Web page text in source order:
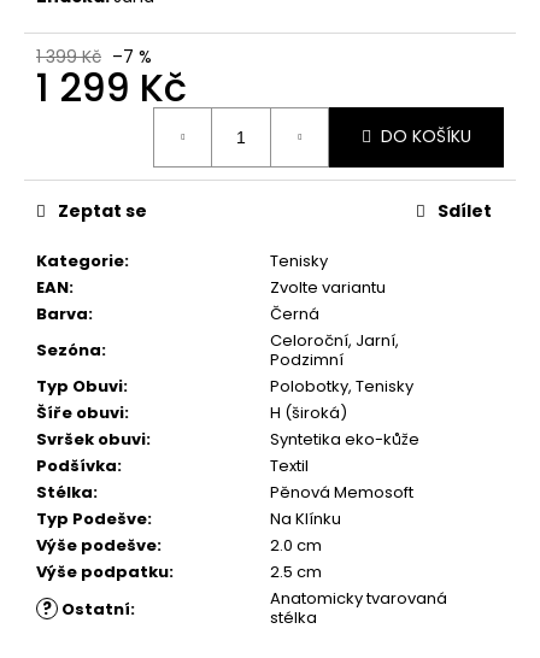
1 399 Kč –7 %
1 299 Kč
DO KOŠÍKU
Kategorie:
Tenisky
EAN:
Zvolte variantu
Barva:
Černá
Sezóna:
Celoroční, Jarní,
Podzimní
Typ Obuvi:
Polobotky, Tenisky
Šíře obuvi:
H (široká)
Svršek obuvi:
Syntetika eko-kůže
Podšívka:
Textil
Stélka:
Pěnová Memosoft
Typ Podešve:
Na Klínku
Výše podešve:
2.0 cm
Výše podpatku: 2.5 cm
? Ostatní:
Anatomicky tvarovaná
stélka
Zeptat se Sdílet
ČERVENÉ
870
Kč